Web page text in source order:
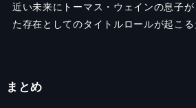
近い未来にトーマス・ウェインの息子
た存在としてのタイトルロールが起こる
まとめ